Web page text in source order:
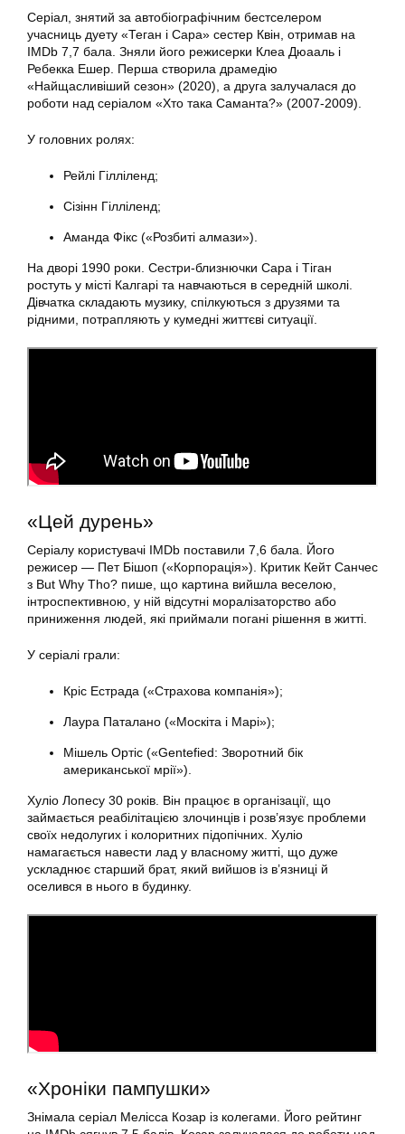
Серіал, знятий за автобіографічним бестселером
учасниць дуету «Теган і Сара» сестер Квін, отримав на
IMDb 7,7 бала. Зняли його режисерки Клеа Дюааль і
Ребекка Ешер. Перша створила драмедію
«Найщасливіший сезон» (2020), а друга залучалася до
роботи над серіалом «Хто така Саманта?» (2007-2009).
У головних ролях:
Рейлі Гілліленд;
Сізінн Гілліленд;
Аманда Фікс («Розбиті алмази»).
На дворі 1990 роки. Сестри-близнючки Сара і Тіган
ростуть у місті Калгарі та навчаються в середній школі.
Дівчатка складають музику, спілкуються з друзями та
рідними, потрапляють у кумедні життєві ситуації.
«Цей дурень»
Серіалу користувачі IMDb поставили 7,6 бала. Його
режисер — Пет Бішоп («Корпорація»). Критик Кейт Санчес
з But Why Tho? пише, що картина вийшла веселою,
інтроспективною, у ній відсутні моралізаторство або
приниження людей, які приймали погані рішення в житті.
У серіалі грали:
Кріс Естрада («Страхова компанія»);
Лаура Паталано («Москіта і Марі»);
Мішель Ортіс («Gentefied: Зворотний бік
американської мрії»).
Хуліо Лопесу 30 років. Він працює в організації, що
займається реабілітацією злочинців і розв’язує проблеми
своїх недолугих і колоритних підопічних. Хуліо
намагається навести лад у власному житті, що дуже
ускладнює старший брат, який вийшов із в’язниці й
оселився в нього в будинку.
«Хроніки пампушки»
Знімала серіал Мелісса Козар із колегами. Його рейтинг